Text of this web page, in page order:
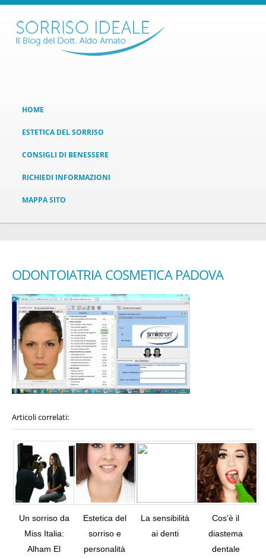
HOME
ESTETICA DEL SORRISO
CONSIGLI DI BENESSERE
RICHIEDI INFORMAZIONI
MAPPA SITO
ODONTOIATRIA COSMETICA PADOVA
Articoli correlati:
Un sorriso da
Miss Italia:
Alham El
Estetica del
sorriso e
personalità
La sensibilità
ai denti
Cos'è il
diastema
dentale